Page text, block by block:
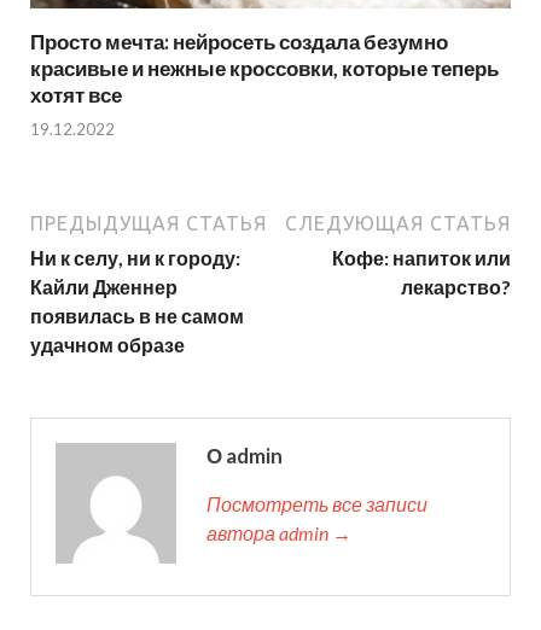
Просто мечта: нейросеть создала безумно
красивые и нежные кроссовки, которые теперь
хотят все
19.12.2022
ПРЕДЫДУЩАЯ СТАТЬЯ
Ни к селу, ни к городу:
Кайли Дженнер
появилась в не самом
удачном образе
СЛЕДУЮЩАЯ СТАТЬЯ
Кофе: напиток или
лекарство?
О admin
Посмотреть все записи
автора admin →